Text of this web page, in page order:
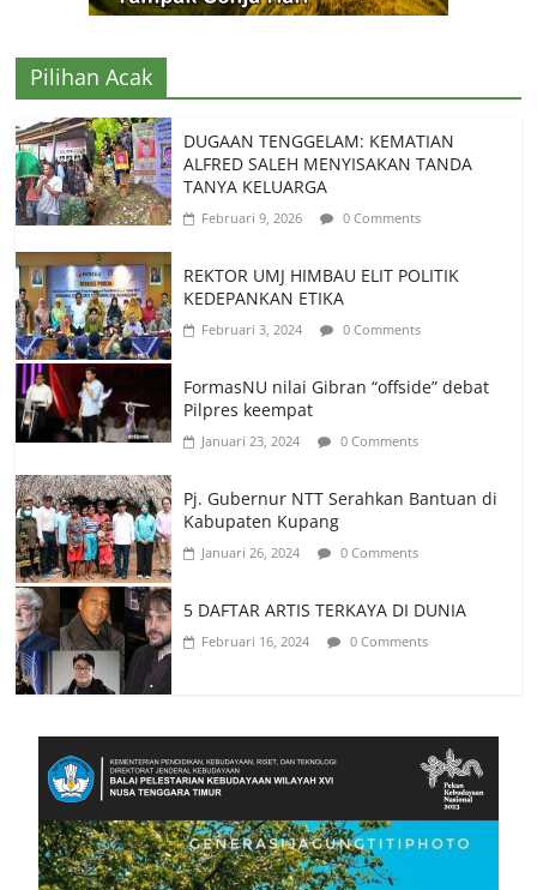
Pilihan Acak
DUGAAN TENGGELAM: KEMATIAN
ALFRED SALEH MENYISAKAN TANDA
TANYA KELUARGA
Februari 9, 2026 0 Comments
REKTOR UMJ HIMBAU ELIT POLITIK
KEDEPANKAN ETIKA
Februari 3, 2024 0 Comments
FormasNU nilai Gibran “offside” debat
Pilpres keempat
Januari 23, 2024 0 Comments
Pj. Gubernur NTT Serahkan Bantuan di
Kabupaten Kupang
Januari 26, 2024 0 Comments
5 DAFTAR ARTIS TERKAYA DI DUNIA
Februari 16, 2024 0 Comments